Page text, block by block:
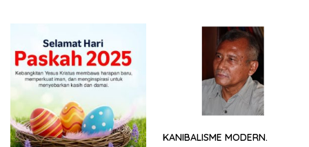
KANIBALISME MODERN.